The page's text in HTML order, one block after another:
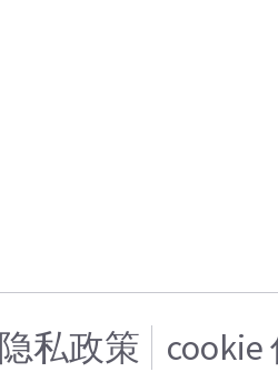
隐私政策 cookie